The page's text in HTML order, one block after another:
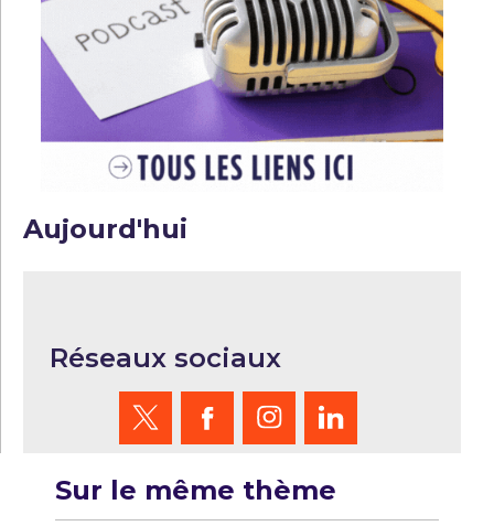
Aujourd'hui
Réseaux sociaux
Sur le même thème